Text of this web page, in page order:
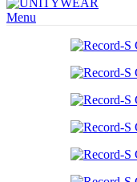
Menu